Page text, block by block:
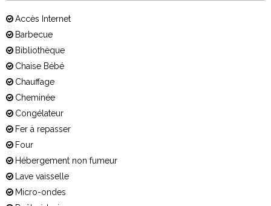
Accès Internet
Barbecue
Bibliothèque
Chaise Bébé
Chauffage
Cheminée
Congélateur
Fer à repasser
Four
Hébergement non fumeur
Lave vaisselle
Micro-ondes